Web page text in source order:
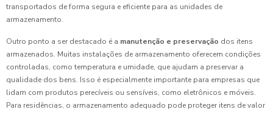
transportados de forma segura e eficiente para as unidades de
armazenamento.
Outro ponto a ser destacado é a manutenção e preservação dos itens
armazenados. Muitas instalações de armazenamento oferecem condições
controladas, como temperatura e umidade, que ajudam a preservar a
qualidade dos bens. Isso é especialmente importante para empresas que
lidam com produtos perecíveis ou sensíveis, como eletrônicos e móveis.
Para residências, o armazenamento adequado pode proteger itens de valor